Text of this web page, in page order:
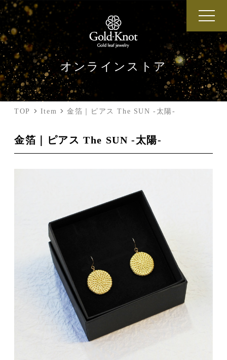
オンラインストア
TOP Item 金箔｜ピアス The SUN -太陽-
金箔｜ピアス The SUN -太陽-